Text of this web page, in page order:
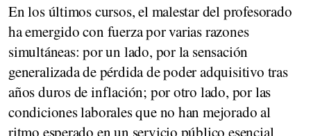
En los últimos cursos, el malestar del profesorado
ha emergido con fuerza por varias razones
simultáneas: por un lado, por la sensación
generalizada de pérdida de poder adquisitivo tras
años duros de inflación; por otro lado, por las
condiciones laborales que no han mejorado al
ritmo esperado en un servicio público esencial